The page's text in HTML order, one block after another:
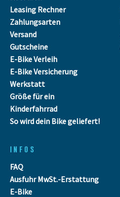
Leasing Rechner
Zahlungsarten
Versand
Gutscheine
E-Bike Verleih
E-Bike Versicherung
Werkstatt
Größe für ein
Kinderfahrrad
So wird dein Bike geliefert!
INFOS
FAQ
Ausfuhr MwSt.-Erstattung
E-Bike